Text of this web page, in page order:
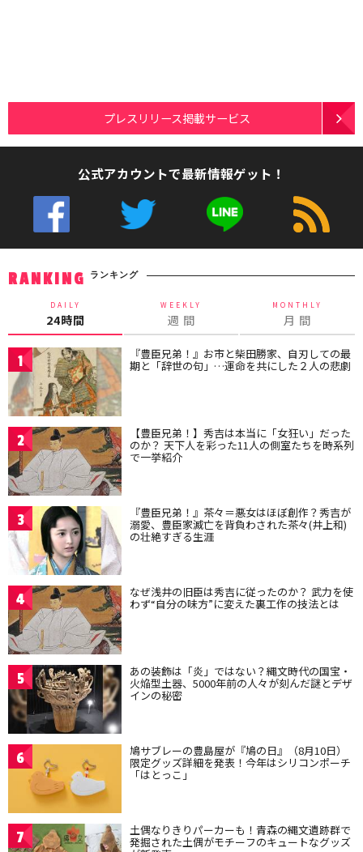
プレスリリース掲載サービス
公式アカウントで最新情報ゲット！
RANKING ランキング
DAILY
24時間
WEEKLY
週 間
MONTHLY
月 間
1 『豊臣兄弟！』お市と柴田勝家、自刃しての最
期と「辞世の句」…運命を共にした２人の悲劇
2 【豊臣兄弟！】秀吉は本当に「女狂い」だった
のか？ 天下人を彩った11人の側室たちを時系列
で一挙紹介
3 『豊臣兄弟！』茶々＝悪女はほぼ創作？秀吉が
溺愛、豊臣家滅亡を背負わされた茶々(井上和)
の壮絶すぎる生涯
4 なぜ浅井の旧臣は秀吉に従ったのか？ 武力を使
わず“自分の味方”に変えた裏工作の技法とは
5 あの装飾は「炎」ではない？縄文時代の国宝・
火焔型土器、5000年前の人々が刻んだ謎とデザ
インの秘密
6 鳩サブレーの豊島屋が『鳩の日』（8月10日）
限定グッズ詳細を発表！今年はシリコンポーチ
「はとっこ」
7 土偶なりきりパーカーも！青森の縄文遺跡群で
発掘された土偶がモチーフのキュートなグッズ